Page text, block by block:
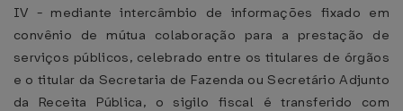
IV - mediante intercâmbio de informações fixado em
convênio de mútua colaboração para a prestação de
serviços públicos, celebrado entre os titulares de órgãos
e o titular da Secretaria de Fazenda ou Secretário Adjunto
da Receita Pública, o sigilo fiscal é transferido com